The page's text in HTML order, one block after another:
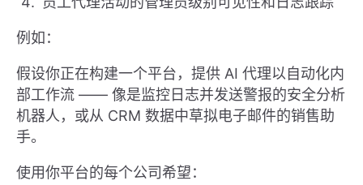
例如：
假设你正在构建一个平台，提供 AI 代理以自动化内
部工作流 —— 像是监控日志并发送警报的安全分析
机器人，或从 CRM 数据中草拟电子邮件的销售助
手。
使用你平台的每个公司希望：